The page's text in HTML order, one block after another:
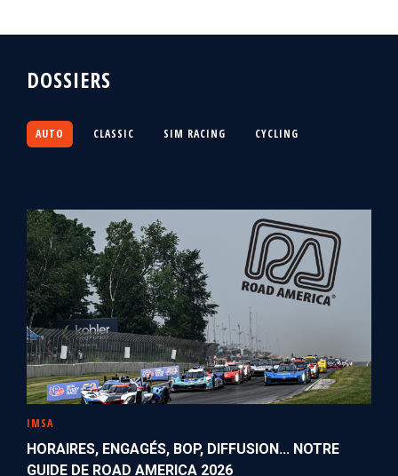
DOSSIERS
AUTO CLASSIC SIM RACING CYCLING
IMSA
HORAIRES, ENGAGÉS, BOP, DIFFUSION... NOTRE
GUIDE DE ROAD AMERICA 2026